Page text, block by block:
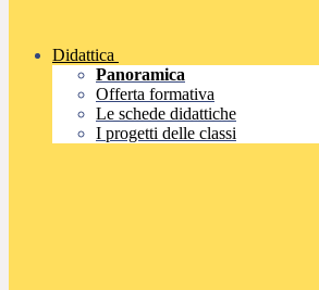
Didattica
Panoramica
Offerta formativa
Le schede didattiche
I progetti delle classi